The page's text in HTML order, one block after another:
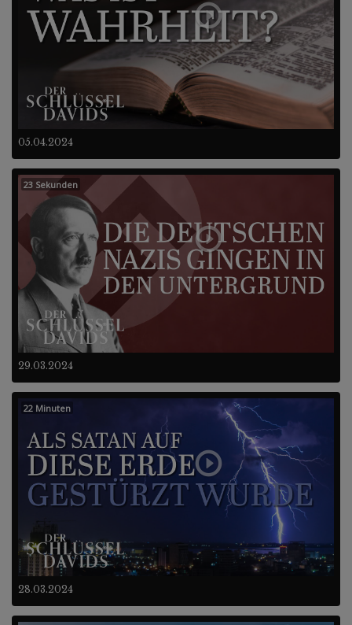
05.04.2024
29.03.2024
23 Sekunden
28.03.2024
22 Minuten